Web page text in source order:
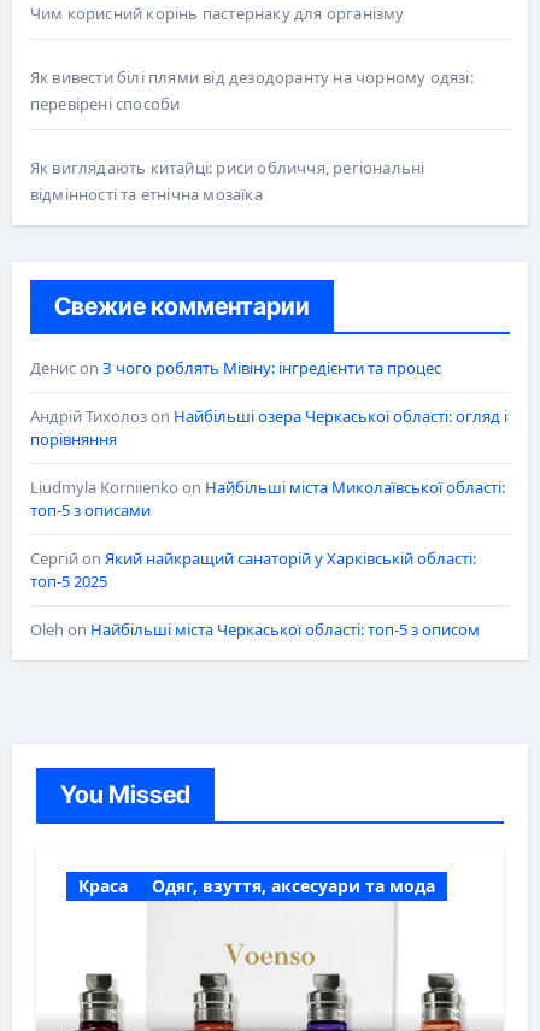
Чим корисний корінь пастернаку для організму
Як вивести білі плями від дезодоранту на чорному одязі:
перевірені способи
Як виглядають китайці: риси обличчя, регіональні
відмінності та етнічна мозаїка
Свежие комментарии
Денисon З чого роблять Мівіну: інгредієнти та процес
Андрій Тихолозon Найбільші озера Черкаської області: огляд і
порівняння
Liudmyla Korniienko on Найбільші міста Миколаївської області:
топ-5 з описами
Сергійon Який найкращий санаторій у Харківській області:
топ-5 2025
Oleh on Найбільші міста Черкаської області: топ-5 з описом
You Missed
Краса Одяг, взуття, аксесуари та мода